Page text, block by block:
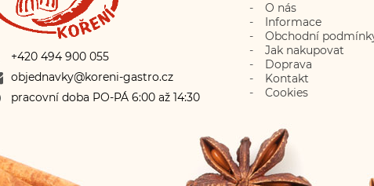
+420 494 900 055
objednavky@koreni-gastro.cz
pracovní doba PO-PÁ 6:00 až 14:30
O nás
Informace
Obchodní
Jak nakupovat
Doprava
Kontakt
Cookies